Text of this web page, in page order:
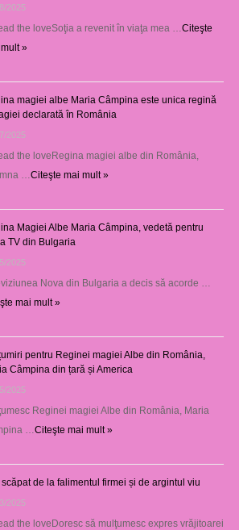
2025
the loveSoţia a revenit în viaţa mea …Citeşte
»
magiei albe Maria Câmpina este unica regină
declarată în România
2025
the loveRegina magiei albe din România,
…Citeşte mai mult »
Magiei Albe Maria Câmpina, vedetă pentru
TV din Bulgaria
2025
Nova din Bulgaria a decis să acorde …
mai mult »
pentru Reginei magiei Albe din România,
Câmpina din țară și America
2025
Reginei magiei Albe din România, Maria
…Citeşte mai mult »
scăpat de la falimentul firmei și de argintul viu
2025
the loveDoresc să mulţumesc expres vrăjitoarei